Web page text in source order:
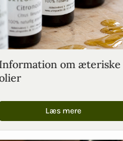
Information om æteriske
Læs mere